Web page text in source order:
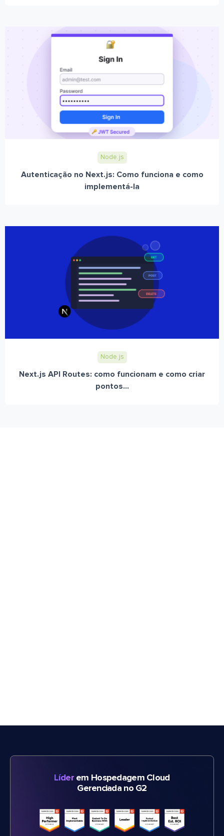
Node.js
Autenticação no Next.js: Como funciona e como
implementá-la
Node.js
Next.js API Routes: como funcionam e como criar
pontos...
Líderem Hospedagem Cloud
Gerenciada no G2